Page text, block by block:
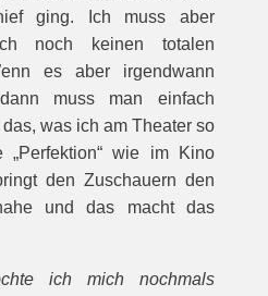
ging. Ich muss aber
noch keinen totalen
es aber irgendwann
muss man einfach
was ich am Theater so
„Perfektion“ wie im Kino
den Zuschauern den
und das macht das
ich mich nochmals